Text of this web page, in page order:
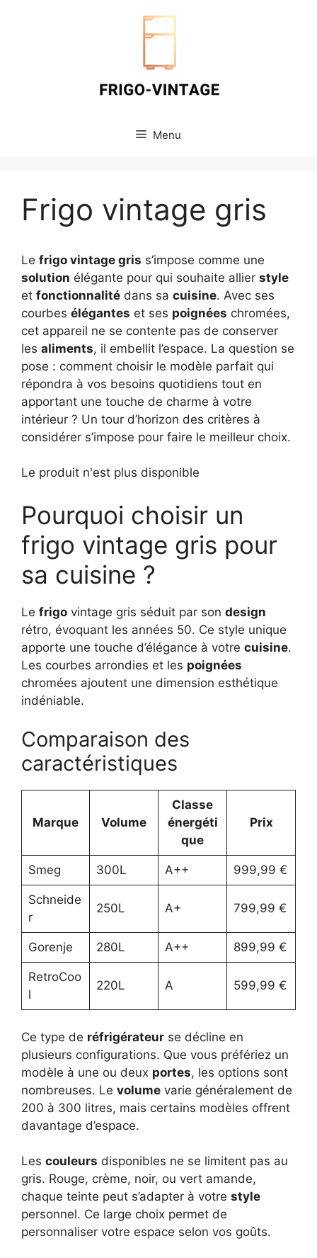
Menu
Frigo vintage gris
Le frigo vintage gris s’impose comme une
solution élégante pour qui souhaite allier style
et fonctionnalité dans sa cuisine. Avec ses
courbes élégantes et ses poignées chromées,
cet appareil ne se contente pas de conserver
les aliments, il embellit l’espace. La question se
pose : comment choisir le modèle parfait qui
répondra à vos besoins quotidiens tout en
apportant une touche de charme à votre
intérieur ? Un tour d’horizon des critères à
considérer s’impose pour faire le meilleur choix.
Le produit n'est plus disponible
Pourquoi choisir un
frigo vintage gris pour
sa cuisine ?
Le frigo vintage gris séduit par son design
rétro, évoquant les années 50. Ce style unique
apporte une touche d’élégance à votre cuisine.
Les courbes arrondies et les poignées
chromées ajoutent une dimension esthétique
indéniable.
Comparaison des
caractéristiques
Marque Volume
Classe
énergéti
que
Prix
Smeg 300L A++ 999,99 €
Schneide
r
250L A+ 799,99 €
Gorenje 280L A++ 899,99 €
RetroCoo
l
220L A 599,99 €
Ce type de réfrigérateur se décline en
plusieurs configurations. Que vous préfériez un
modèle à une ou deux portes, les options sont
nombreuses. Le volume varie généralement de
200 à 300 litres, mais certains modèles offrent
davantage d’espace.
Les couleurs disponibles ne se limitent pas au
gris. Rouge, crème, noir, ou vert amande,
chaque teinte peut s’adapter à votre style
personnel. Ce large choix permet de
personnaliser votre espace selon vos goûts.